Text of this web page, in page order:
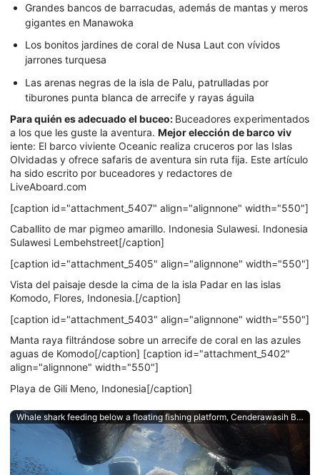
Grandes bancos de barracudas, además de mantas y meros
gigantes en Manawoka
Los bonitos jardines de coral de Nusa Laut con vívidos
jarrones turquesa
Las arenas negras de la isla de Palu, patrulladas por
tiburones punta blanca de arrecife y rayas águila
Para quién es adecuado el buceo: Buceadores experimentados
a los que les guste la aventura. Mejor elección de barco viv
iente: El barco viviente Oceanic realiza cruceros por las Islas
Olvidadas y ofrece safaris de aventura sin ruta fija. Este artículo
ha sido escrito por buceadores y redactores de
LiveAboard.com
[caption id="attachment_5407" align="alignnone" width="550"]
Caballito de mar pigmeo amarillo. Indonesia Sulawesi. Indonesia
Sulawesi Lembehstreet[/caption]
[caption id="attachment_5405" align="alignnone" width="550"]
Vista del paisaje desde la cima de la isla Padar en las islas
Komodo, Flores, Indonesia.[/caption]
[caption id="attachment_5403" align="alignnone" width="550"]
Manta raya filtrándose sobre un arrecife de coral en las azules
aguas de Komodo[/caption] [caption id="attachment_5402"
align="alignnone" width="550"]
Playa de Gili Meno, Indonesia[/caption]
Whale shark feeding below a floating fishing platform, Cenderawasih Bay, West Papua, an Indonesian dive destination.